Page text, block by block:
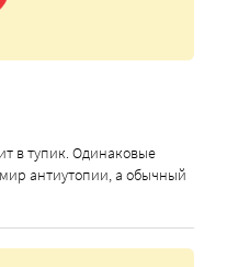
в тупик. Одинаковые
антиутопии, а обычный